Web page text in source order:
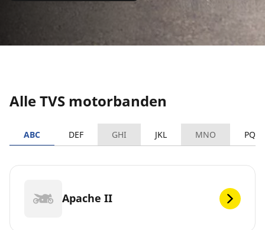
Alle TVS motorbanden
ABC DEF GHI JKL MNO PQRS
Apache II